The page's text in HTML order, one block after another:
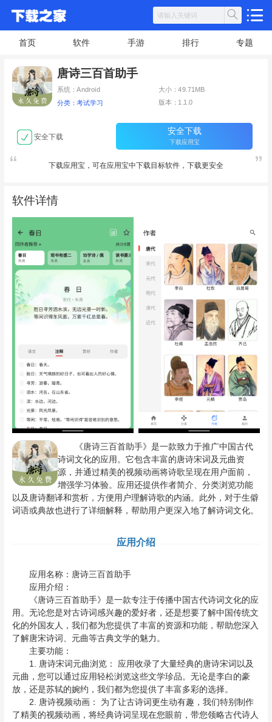
首页 软件 手游 排行 专题
唐诗三百首助手
系统：Android 大小：49.71MB
分类：考试学习 版本：1.1.0
安全下载
安全下载
下载应用宝
下载应用宝，可在应用宝中下载目标软件，下载更安全
软件详情
《唐诗三百首助手》是一款致力于推广中国古代
诗词文化的应用。它包含丰富的唐诗宋词及元曲资
源，并通过精美的视频动画将诗歌呈现在用户面前，
增强学习体验。应用还提供作者简介、分类浏览功能
以及唐诗翻译和赏析，方便用户理解诗歌的内涵。此外，对于生僻
词语或典故也进行了详细解释，帮助用户更深入地了解诗词文化。
应用介绍
应用名称：唐诗三百首助手
应用介绍：
《唐诗三百首助手》是一款专注于传播中国古代诗词文化的应
用。无论您是对古诗词感兴趣的爱好者，还是想要了解中国传统文
化的外国友人，我们都为您提供了丰富的资源和功能，帮助您深入
了解唐宋诗词、元曲等古典文学的魅力。
主要功能：
1. 唐诗宋词元曲浏览： 应用收录了大量经典的唐诗宋词以及
元曲，您可以通过应用轻松浏览这些文学珍品。无论是李白的豪
放，还是苏轼的婉约，我们都为您提供了丰富多彩的选择。
2. 唐诗视频动画： 为了让古诗词更生动有趣，我们特别制作
了精美的视频动画，将经典诗词呈现在您眼前，带您领略古代诗人